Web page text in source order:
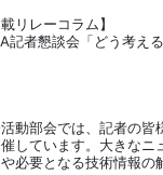
載リレーコラム】
記者懇談会「どう考え
動部会では、記者の皆
しています。大きな
必要となる技術情報の